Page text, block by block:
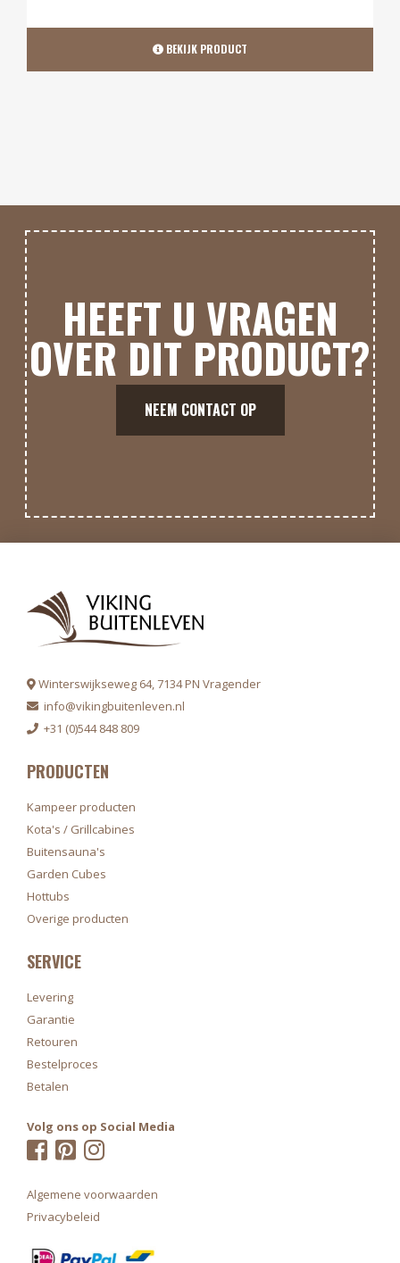
BEKIJK PRODUCT
HEEFT U VRAGEN
OVER DIT PRODUCT?
NEEM CONTACT OP
Winterswijkseweg 64, 7134 PN Vragender
info@vikingbuitenleven.nl
+31 (0)544 848 809
PRODUCTEN
Kampeer producten
Kota's / Grillcabines
Buitensauna's
Garden Cubes
Hottubs
Overige producten
SERVICE
Levering
Garantie
Retouren
Bestelproces
Betalen
Volg ons op Social Media
Algemene voorwaarden
Privacybeleid